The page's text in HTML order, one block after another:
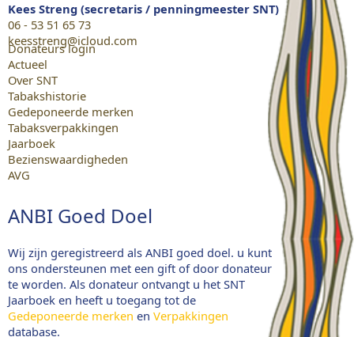
Kees Streng (secretaris / penningmeester SNT)
06 - 53 51 65 73
keesstreng@icloud.com
Donateurs login
Actueel
Over SNT
Tabakshistorie
Gedeponeerde merken
Tabaksverpakkingen
Jaarboek
Bezienswaardigheden
AVG
ANBI Goed Doel
Wij zijn geregistreerd als ANBI goed doel. u kunt
ons ondersteunen met een gift of door donateur
te worden. Als donateur ontvangt u het SNT
Jaarboek en heeft u toegang tot de
Gedeponeerde merken en Verpakkingen
database.